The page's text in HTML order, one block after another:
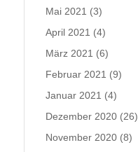
Mai 2021 (3)
April 2021 (4)
März 2021 (6)
Februar 2021 (9)
Januar 2021 (4)
Dezember 2020 (26)
November 2020 (8)